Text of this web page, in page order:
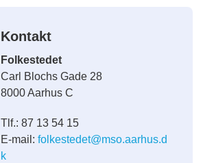
Kontakt
Folkestedet
Carl Blochs Gade 28
8000 Aarhus C
Tlf.: 87 13 54 15
E-mail:folkestedet@mso.aarhus.d
k